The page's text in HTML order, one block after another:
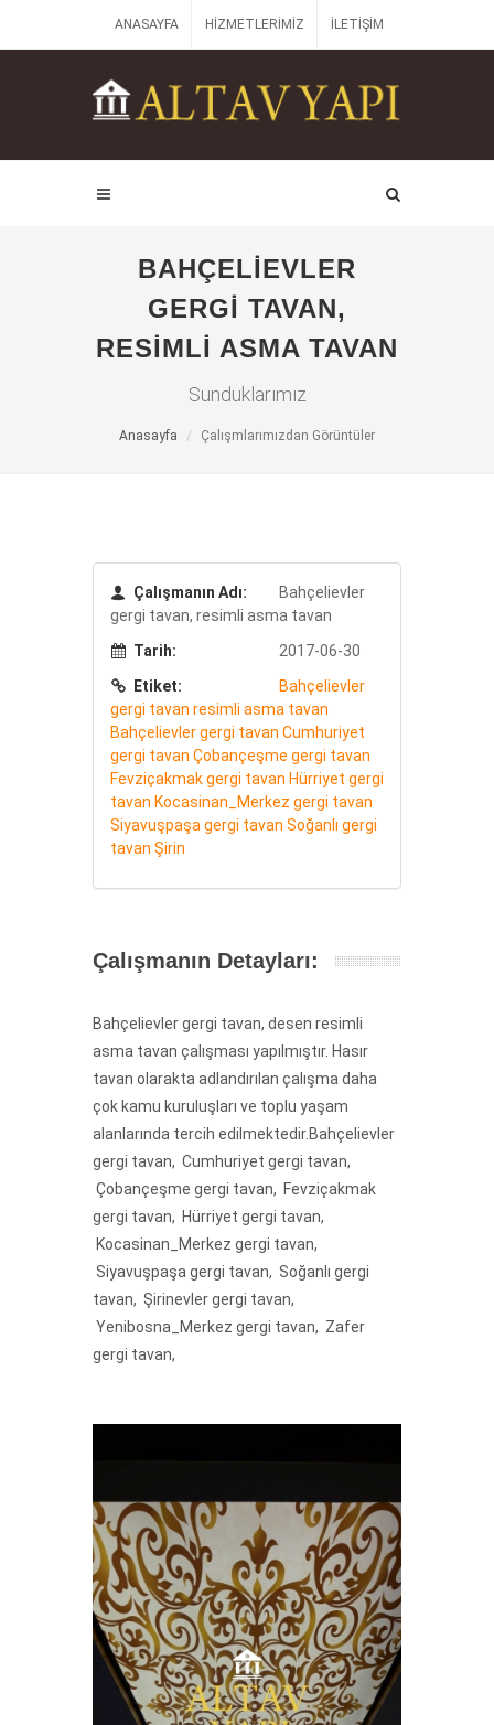
ANASAYFA HIZMETLERIMIZ İLETIŞIM
BAHÇELIEVLER
GERGI TAVAN,
RESIMLI ASMA TAVAN
Sunduklarımız
Anasayfa Çalışmlarımızdan Görüntüler
Çalışmanın Adı:
Bahçelievler
gergi tavan, resimli asma tavan
Tarih:
2017-06-30
Etiket:
Bahçelievler
gergi tavan resimli asma tavan
Bahçelievler gergi tavan Cumhuriyet
gergi tavan Çobançeşme gergi tavan
Fevziçakmak gergi tavan Hürriyet gergi
tavan Kocasinan_Merkez gergi tavan
Siyavuşpaşa gergi tavan Soğanlı gergi
tavan Şirin
Çalışmanın Detayları:
Bahçelievler gergi tavan, desen resimli
asma tavan çalışması yapılmıştır. Hasır
tavan olarakta adlandırılan çalışma daha
çok kamu kuruluşları ve toplu yaşam
alanlarında tercih edilmektedir.Bahçelievler
gergi tavan, Cumhuriyet gergi tavan,
Çobançeşme gergi tavan, Fevziçakmak
gergi tavan, Hürriyet gergi tavan,
Kocasinan_Merkez gergi tavan,
Siyavuşpaşa gergi tavan, Soğanlı gergi
tavan, Şirinevler gergi tavan,
Yenibosna_Merkez gergi tavan, Zafer
gergi tavan,